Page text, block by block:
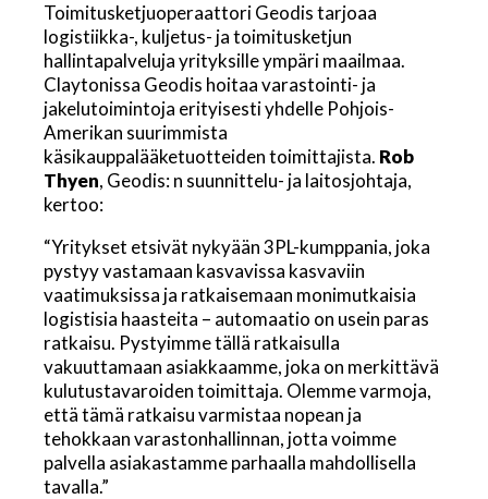
Toimitusketjuoperaattori Geodis tarjoaa
logistiikka-, kuljetus- ja toimitusketjun
hallintapalveluja yrityksille ympäri maailmaa.
Claytonissa Geodis hoitaa varastointi- ja
jakelutoimintoja erityisesti yhdelle Pohjois-
Amerikan suurimmista
käsikauppalääketuotteiden toimittajista. Rob
Thyen, Geodis: n suunnittelu- ja laitosjohtaja,
kertoo:
“Yritykset etsivät nykyään 3PL-kumppania, joka
pystyy vastamaan kasvavissa kasvaviin
vaatimuksissa ja ratkaisemaan monimutkaisia ​​
logistisia haasteita – automaatio on usein paras
ratkaisu. Pystyimme tällä ratkaisulla
vakuuttamaan asiakkaamme, joka on merkittävä
kulutustavaroiden toimittaja. Olemme varmoja,
että tämä ratkaisu varmistaa nopean ja
tehokkaan varastonhallinnan, jotta voimme
palvella asiakastamme parhaalla mahdollisella
tavalla.”